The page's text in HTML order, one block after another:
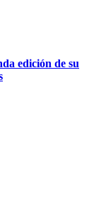
edición de su